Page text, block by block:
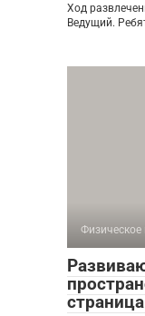
Ход
Ведущий.
Физическое